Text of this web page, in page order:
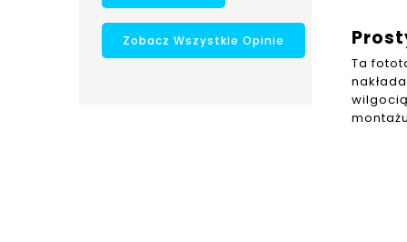
Zobacz Wszystkie Opinie
Ta